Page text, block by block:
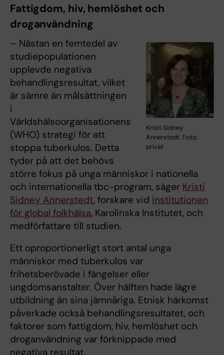
Fattigdom, hiv, hemlöshet och
droganvändning
Kristi Sidney
Annerstedt. Foto:
privat
– Nästan en femtedel av
studiepopulationen
upplevde negativa
behandlingsresultat, vilket
är sämre än målsättningen
i
Världshälsoorganisationens
(WHO) strategi för att
stoppa tuberkulos. Detta
tyder på att det behövs
större fokus på unga människor i nationella
och internationella tbc-program, säger Kristi
Sidney Annerstedt, forskare vid institutionen
för global folkhälsa, Karolinska Institutet, och
medförfattare till studien.
Ett oproportionerligt stort antal unga
människor med tuberkulos var
frihetsberövade i fängelser eller
ungdomsanstalter. Över hälften hade lägre
utbildning än sina jämnåriga. Etnisk härkomst
påverkade också behandlingsresultatet, och
faktorer som fattigdom, hiv, hemlöshet och
droganvändning var förknippade med
negativa resultat.